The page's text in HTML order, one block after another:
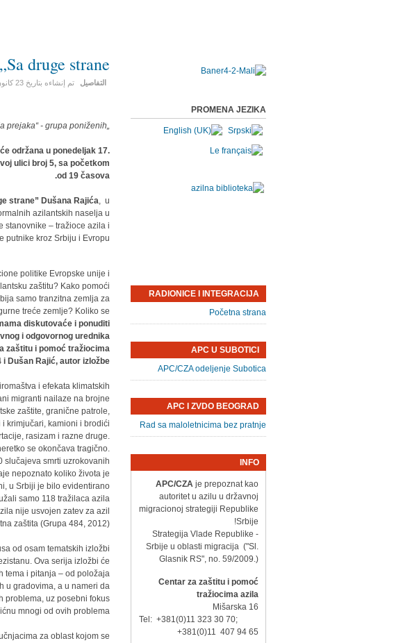
druge strane”
التفاصيل تم إنشاءه بتاريخ23 كانون1/ديسمبر 2012
„Uništeni smo, ali je želja prejaka“ - grupa poniženih
održana u ponedeljak 17.
ulici broj 5, sa početkom
od 19 časova.
strane” Dušana Rajića, u
azilantskih naselja u
stanovnike – tražioce azila i
putnike kroz Srbiju i Evropu.
politike Evropske unije i
zaštitu? Kako pomoći
samo tranzitna zemlja za
treće zemlje? Koliko se
diskutovaće i ponuditi
i odgovornog urednika
zaštitu i pomoć tražiocima
Dušan Rajić, autor izložbe.
i efekata klimatskih
migranti nailaze na brojne
zaštite, granične patrole,
krimjučari, kamioni i brodići
rasizam i razne druge.
se okončava tragično.
slučajeva smrti uzrokovanih
nepoznato koliko života je
u Srbiji je bilo evidentirano
samo 118 tražilaca azila
nije usvojen zatev za azil
zaštita (Grupa 484, 2012).
od osam tematskih izložbi
Ova serija izložbi će
tema i pitanja – od položaja
u gradovima, a u nameri da
problema, uz posebni fokus
mnogi od ovih problema.
za oblast kojom se
PROMENA JEZIKA
RADIONICE I INTEGRACIJA
Početna strana
APC U SUBOTICI
APC/CZA odeljenje Subotica
APC I ZVDO BEOGRAD
Rad sa maloletnicima bez pratnje
INFO
APC/CZA je prepoznat kao
autoritet u azilu u državnoj
migracionoj strategiji Republike
Srbije!
- Strategija Vlade Republike
Srbije u oblasti migracija ("Sl.
Glasnik RS", no. 59/2009.)
Centar za zaštitu i pomoć
tražiocima azila
Mišarska 16
Tel: +381(0)11 323 30 70;
+381(0)11 407 94 65